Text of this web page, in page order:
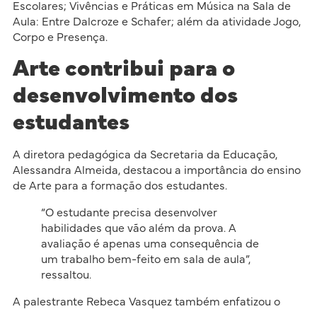
Escolares; Vivências e Práticas em Música na Sala de
Aula: Entre Dalcroze e Schafer; além da atividade Jogo,
Corpo e Presença.
Arte contribui para o
desenvolvimento dos
estudantes
A diretora pedagógica da Secretaria da Educação,
Alessandra Almeida, destacou a importância do ensino
de Arte para a formação dos estudantes.
“O estudante precisa desenvolver
habilidades que vão além da prova. A
avaliação é apenas uma consequência de
um trabalho bem-feito em sala de aula”,
ressaltou.
A palestrante Rebeca Vasquez também enfatizou o